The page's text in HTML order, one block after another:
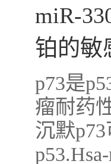
miR-
铂的敏
p73是
瘤耐药
沉默